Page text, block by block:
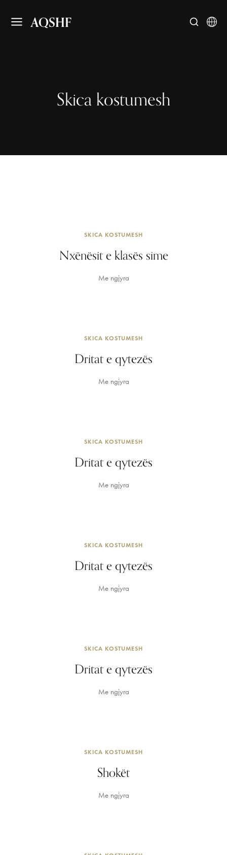
AQSHF
Skica kostumesh
SKICA KOSTUMESH
Nxënësit e klasës sime
Me ngjyra
SKICA KOSTUMESH
Dritat e qytezës
Me ngjyra
SKICA KOSTUMESH
Dritat e qytezës
Me ngjyra
SKICA KOSTUMESH
Dritat e qytezës
Me ngjyra
SKICA KOSTUMESH
Dritat e qytezës
Me ngjyra
SKICA KOSTUMESH
Shokët
Me ngjyra